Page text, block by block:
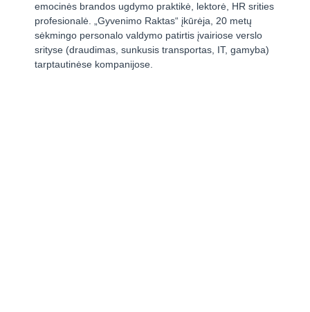
emocinės brandos ugdymo praktikė, lektorė, HR srities
profesionalė. „Gyvenimo Raktas“ įkūrėja, 20 metų
sėkmingo personalo valdymo patirtis įvairiose verslo
srityse (draudimas, sunkusis transportas, IT, gamyba)
tarptautinėse kompanijose.